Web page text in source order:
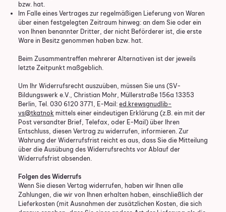
bzw. hat.
Im Falle eines Vertrages zur regelmäßigen Lieferung von Waren
über einen festgelegten Zeitraum hinweg: an dem Sie oder ein
von Ihnen benannter Dritter, der nicht Beförderer ist, die erste
Ware in Besitz genommen haben bzw. hat.
Beim Zusammentreffen mehrerer Alternativen ist der jeweils
letzte Zeitpunkt maßgeblich.
Um Ihr Widerrufsrecht auszuüben, müssen Sie uns (SV-
Bildungswerk e.V., Christian Mohr, Müllerstraße 156a 13353
Berlin, Tel. 030 6120 3771, E-Mail:ed.krewsgnudlib-
vs@tkatnok mittels einer eindeutigen Erklärung (z.B. ein mit der
Post versandter Brief, Telefax, oder E-Mail) über Ihren
Entschluss, diesen Vertrag zu widerrufen, informieren. Zur
Wahrung der Widerrufsfrist reicht es aus, dass Sie die Mitteilung
über die Ausübung des Widerrufsrechts vor Ablauf der
Widerrufsfrist absenden.
Folgen des Widerrufs
Wenn Sie diesen Vertag widerrufen, haben wir Ihnen alle
Zahlungen, die wir von Ihnen erhalten haben, einschließlich der
Lieferkosten (mit Ausnahmen der zusätzlichen Kosten, die sich